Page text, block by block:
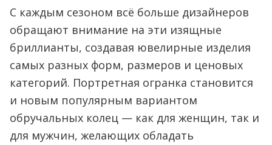
С каждым сезоном всё больше дизайнеров
обращают внимание на эти изящные
бриллианты, создавая ювелирные изделия
самых разных форм, размеров и ценовых
категорий. Портретная огранка становится
и новым популярным вариантом
обручальных колец — как для женщин, так и
для мужчин, желающих обладать